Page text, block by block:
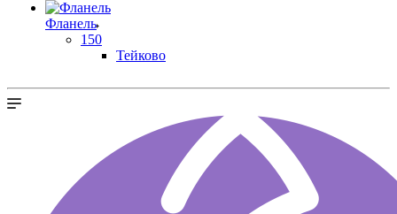
Фланель
150
Тейково